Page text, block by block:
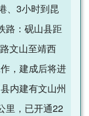
、3小时到昆
路：砚山县距
文山至靖西
，建成后将进
内建有文山州
里，已开通22